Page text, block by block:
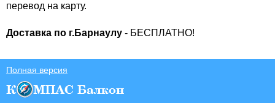
перевод на карту.
Доставка по г.Барнаулу - БЕСПЛАТНО!
Полная версия